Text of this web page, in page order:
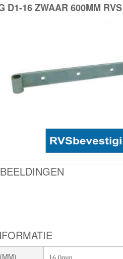
D1-16 ZWAAR 600MM